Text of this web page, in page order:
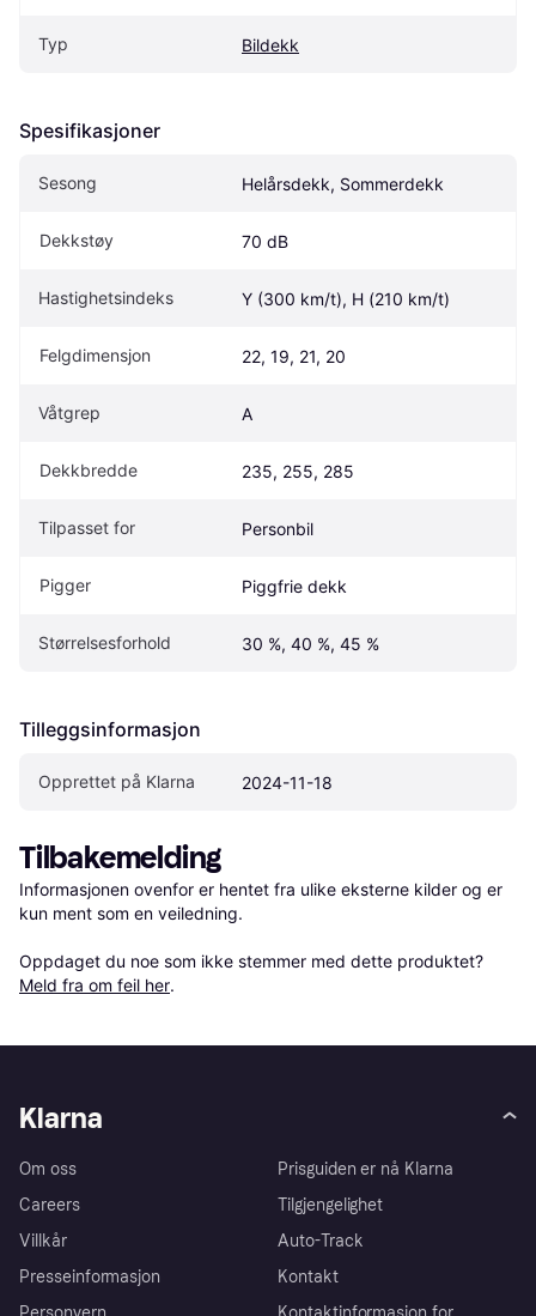
Typ Bildekk
Spesifikasjoner
Sesong Helårsdekk, Sommerdekk
Dekkstøy 70 dB
Hastighetsindeks Y (300 km/t), H (210 km/t)
Felgdimensjon 22, 19, 21, 20
Våtgrep A
Dekkbredde 235, 255, 285
Tilpasset for Personbil
Pigger Piggfrie dekk
Størrelsesforhold 30 %, 40 %, 45 %
Tilleggsinformasjon
Opprettet på Klarna 2024-11-18
Tilbakemelding
Informasjonen ovenfor er hentet fra ulike eksterne kilder og er
kun ment som en veiledning.
Oppdaget du noe som ikke stemmer med dette produktet?
Meld fra om feil her.
Klarna
Om oss
Careers
Villkår
Presseinformasjon
Prisguiden er nå Klarna
Tilgjengelighet
Auto-Track
Kontakt